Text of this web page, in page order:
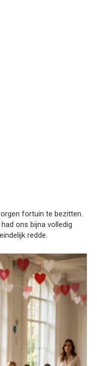
fortuin te bezitten.
ons bijna volledig
redde.